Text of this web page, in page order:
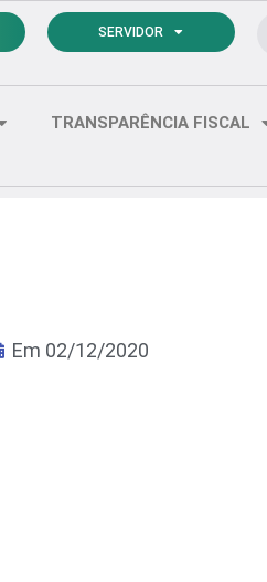
SERVIDOR
TRANSPARÊNCIA FISCAL
Em 02/12/2020